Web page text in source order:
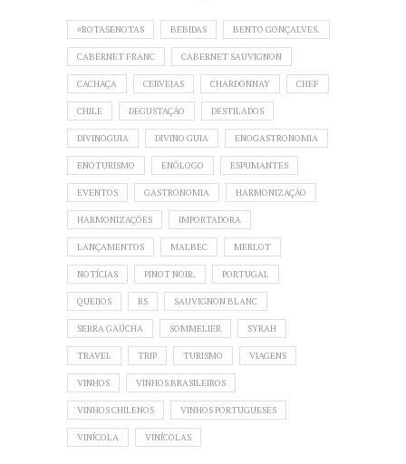
#ROTASENOTAS BEBIDAS BENTO GONÇALVES.
CABERNET FRANC CABERNET SAUVIGNON
CACHAÇA CERVEJAS CHARDONNAY CHEF
CHILE DEGUSTAÇÃO DESTILADOS
DIVINOGUIA DIVINO GUIA ENOGASTRONOMIA
ENOTURISMO ENÓLOGO ESPUMANTES
EVENTOS GASTRONOMIA HARMONIZAÇÃO
HARMONIZAÇÕES IMPORTADORA
LANÇAMENTOS MALBEC MERLOT
NOTÍCIAS PINOT NOIR. PORTUGAL
QUEIJOS RS SAUVIGNON BLANC
SERRA GAÚCHA SOMMELIER SYRAH
TRAVEL TRIP TURISMO VIAGENS
VINHOS VINHOS BRASILEIROS
VINHOS CHILENOS VINHOS PORTUGUESES
VINÍCOLA VINÍCOLAS